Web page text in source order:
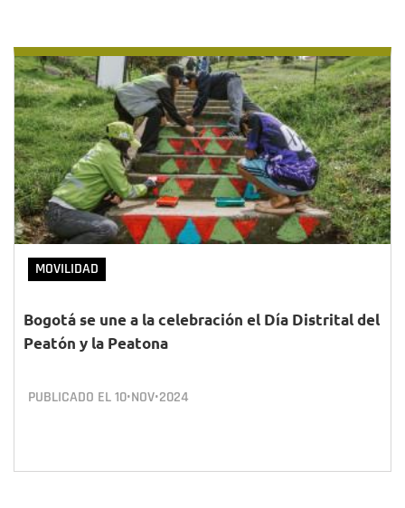
MOVILIDAD
Bogotá se une a la celebración el Día Distrital del
Peatón y la Peatona
PUBLICADO EL10•NOV•2024